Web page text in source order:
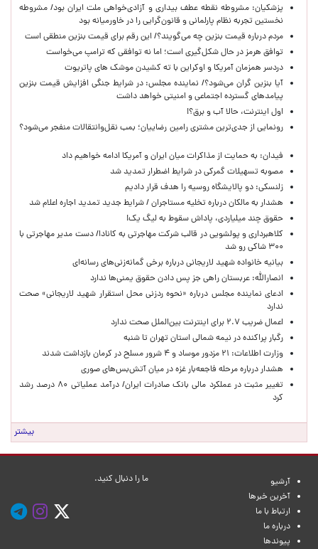
پزشکیان: مشروطه نقطه عطف بیداری و آزادی‌خواهی ملت ایران بود/ مشروطه
نخستین تجربه نظام پارلمانی و قانون‌گرایی را در خاورمیانه بود
مردم درباره قیمت بنزین چه می‌گویند؟/ این رقم برای قیمت بنزین منطقی است
توافق هرمز در حال شکل‌گیری است؛ اما نه توافقی که ترامپ می‌خواست
دردسر همزمان آمریکا و اوکراین با ته کشیدن موشک های پاتریوت
آیا بنزین گران می‌شود؟/ نماینده مجلس: در شرایط جنگی افزایش قیمت بنزین
پیامدهای گسترده اجتماعی و امنیتی خواهد داشت
اول اینترنت، حالا آب و برق؟!
رونمایی از جدی‌ترین مشتری رامین رضاییان؛ بمب نقل‌وانتقالات منفجر می‌شود؟
فیدان: به حمایت از مذاکرات میان ایران و آمریکا ادامه خواهیم داد
مصوبه تسهیلات گمرکی در شرایط اضطرار تمدید شد
زلنسکی: دو پالایشگاه روسیه را هدف قرار دادیم
هشدار به مالکان درباره تخلیه مستاجران / شرایط جدید تمدید اجاره اعلام شد
حقوق چند میلیاردی، پاداش سقوط به لیگ یک!
کلاهبرداری و پولشویی در قالب شرکت مهاجرتی به کانادا/ دست مدیر مهاجرتی با
۳۰۰ شاکی رو شد
بیانیه خانواده شهید لاریجانی درباره برخی گمانه‌زنی‌های رسانه‌ای
انصارالله: عربستان راهی جز پس دادن حقوق یمنی‌ها ندارد
ادعای نماینده مجلس درباره «نحوه ردزنی محل استقرار شهید لاریجانی» صحت
ندارد
اعمال ضریب ۲.۷ برای اینترنت بین‌الملل صحت ندارد
رگبار پراکنده در نیمه شمالی استان تهران تا شنبه
وزارت اطلاعات: ۲۱ مزدور موساد و ۴ شرور مسلح در کرمان بازداشت شدند
هشدار درباره مرحله فاجعه‌بار غزه در میان آتش‌بس‌های صوری
تغییر مثبت در عملکرد مالی بانک صادرات ایران/ درآمد عملیاتی ۸۰ درصد رشد
کرد
بیشتر
آرشیو
آخرین خبرها
ارتباط با ما
درباره ما
پیوندها
ما را دنبال کنید.